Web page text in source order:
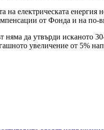
на електрическата
от Фонда и на по-
да утвърди исканото
увеличение от 5%